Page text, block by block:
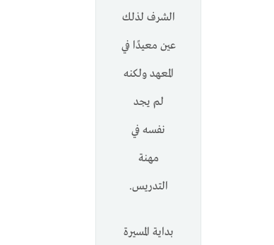
الشرف لذلك
عين معيدًا في
المعهد ولكنه
لم يجد
نفسه في
مهنة
التدريس.
بداية المسيرة